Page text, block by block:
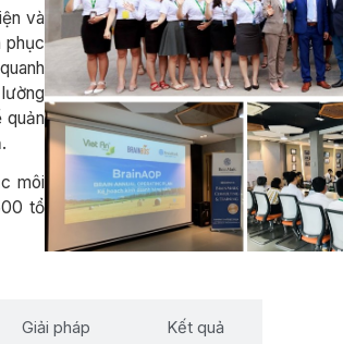
và
phục
quản
môi
tổ
Giải pháp Kết quả